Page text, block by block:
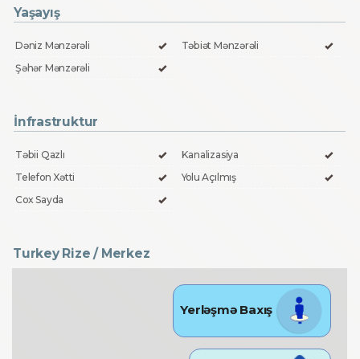
Yaşayış
Dəniz Mənzərəli
Təbiət Mənzərəli
Şəhər Mənzərəli
İnfrastruktur
Təbii Qazlı
Kanalizasiya
Telefon Xətti
Yolu Açılmış
Cox Sayda
Turkey Rize / Merkez
Yerləşmə Baxış